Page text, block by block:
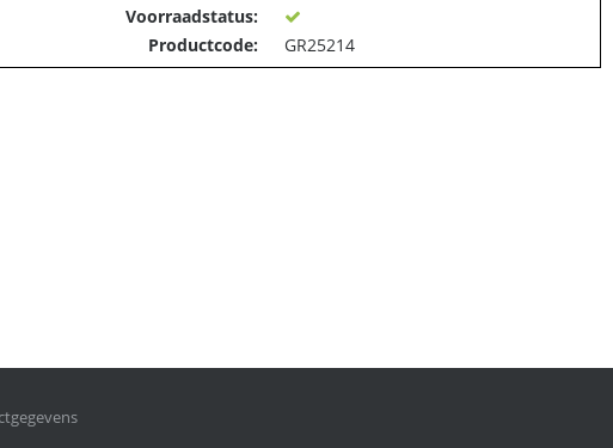
Voorraadstatus:
Productcode: GR25214